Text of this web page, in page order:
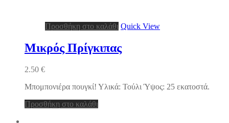
Προσθήκη στο καλάθι Quick View
Μικρός Πρίγκιπας
2.50 €
Μπομπονιέρα πουγκί! Υλικά: Τούλι Ύψος: 25 εκατοστά.
Προσθήκη στο καλάθι